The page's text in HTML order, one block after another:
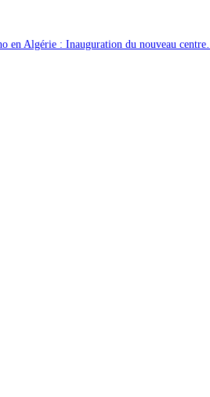
en Algérie : Inauguration du nouveau